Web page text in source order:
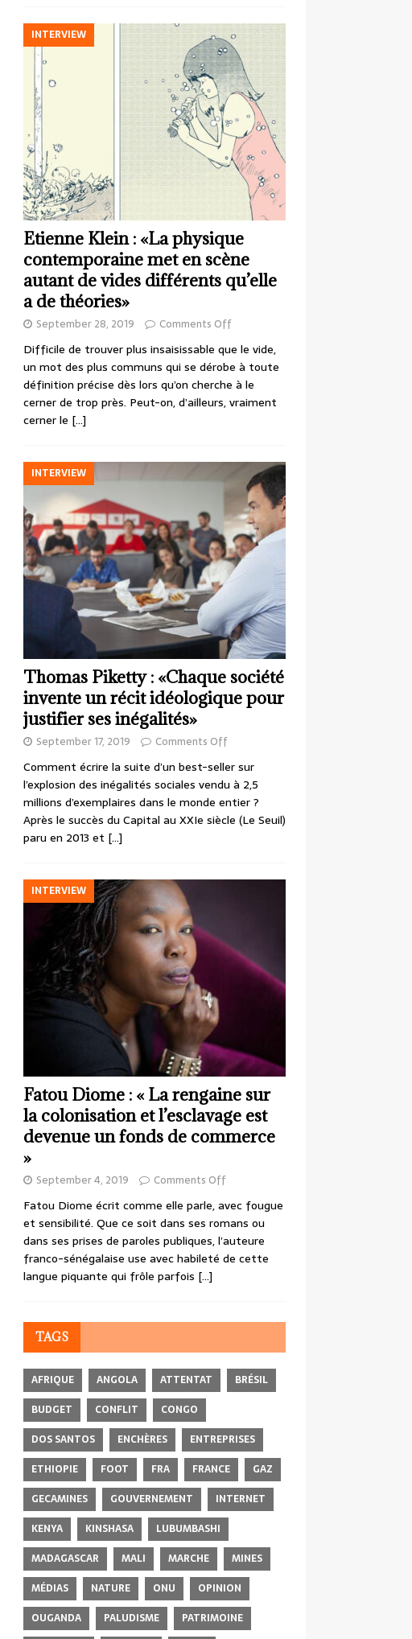
INTERVIEW
Etienne Klein : «La physique
contemporaine met en scène
autant de vides différents qu’elle
a de théories»
September 28, 2019 Comments Off
Difficile de trouver plus insaisissable que le vide,
un mot des plus communs qui se dérobe à toute
définition précise dès lors qu’on cherche à le
cerner de trop près. Peut-on, d’ailleurs, vraiment
cerner le […]
INTERVIEW
Thomas Piketty : «Chaque société
invente un récit idéologique pour
justifier ses inégalités»
September 17, 2019 Comments Off
Comment écrire la suite d’un best-seller sur
l’explosion des inégalités sociales vendu à 2,5
millions d’exemplaires dans le monde entier ?
Après le succès du Capital au XXIe siècle (Le Seuil)
paru en 2013 et […]
INTERVIEW
Fatou Diome : « La rengaine sur
la colonisation et l’esclavage est
devenue un fonds de commerce
»
September 4, 2019 Comments Off
Fatou Diome écrit comme elle parle, avec fougue
et sensibilité. Que ce soit dans ses romans ou
dans ses prises de paroles publiques, l’auteure
franco-sénégalaise use avec habileté de cette
langue piquante qui frôle parfois […]
TAGS
AFRIQUE ANGOLA ATTENTAT
BRÉSIL
BUDGET
CONFLIT
CONGO
DOS SANTOS
ENCHÈRES
ENTREPRISES
ETHIOPIE
FOOT FRA FRANCE
GAZ
GECAMINES
GOUVERNEMENT
INTERNET
KENYA
KINSHASA
LUBUMBASHI
MADAGASCAR
MALI MARCHE
MINES
MÉDIAS
NATURE ONU
OPINION
OUGANDA
PALUDISME PATRIMOINE